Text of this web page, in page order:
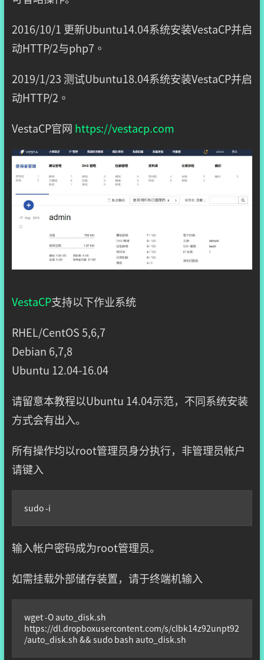
2016/10/1 更新Ubuntu14.04系统安装VestaCP并启
动HTTP/2与php7。
2019/1/23 测试Ubuntu18.04系统安装VestaCP并启
动HTTP/2。
VestaCP官网 https://vestacp.com
VestaCP支持以下作业系统
RHEL/CentOS 5,6,7
Debian 6,7,8
Ubuntu 12.04-16.04
请留意本教程以Ubuntu 14.04示范，不同系统安装
方式会有出入。
所有操作均以root管理员身分执行，非管理员帐户
请键入
sudo -i
输入帐户密码成为root管理员。
如需挂载外部储存装置，请于终端机输入
wget -O auto_disk.sh
https://dl.dropboxusercontent.com/s/clbk14z92unpt92
/auto_disk.sh && sudo bash auto_disk.sh